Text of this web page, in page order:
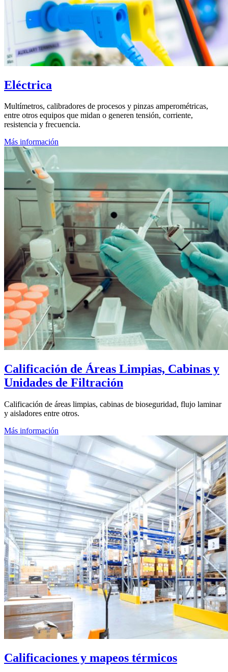
Eléctrica
Multímetros, calibradores de procesos y pinzas amperométricas,
entre otros equipos que midan o generen tensión, corriente,
resistencia y frecuencia.
Más información
Calificación de Áreas Limpias, Cabinas y
Unidades de Filtración
Calificación de áreas limpias, cabinas de bioseguridad, flujo laminar
y aisladores entre otros.
Más información
Calificaciones y mapeos térmicos